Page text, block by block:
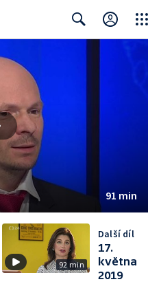
91 min
92 min
Další díl
17.
května
2019